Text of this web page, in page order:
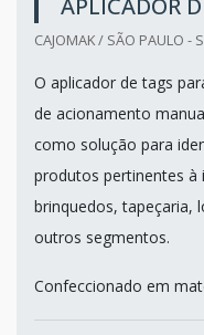
CAJOMAK / SÃO PAULO -
O aplicador de tags
de acionamento
como solução para
produtos pertinentes à
brinquedos, tapeçaria,
outros segmentos.
Confeccionado em